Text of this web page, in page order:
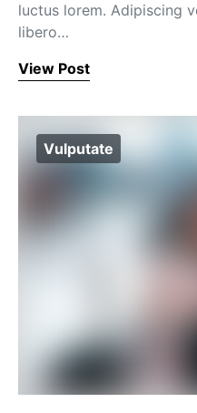
luctus lorem. Adipiscing
libero…
View Post
Vulputate